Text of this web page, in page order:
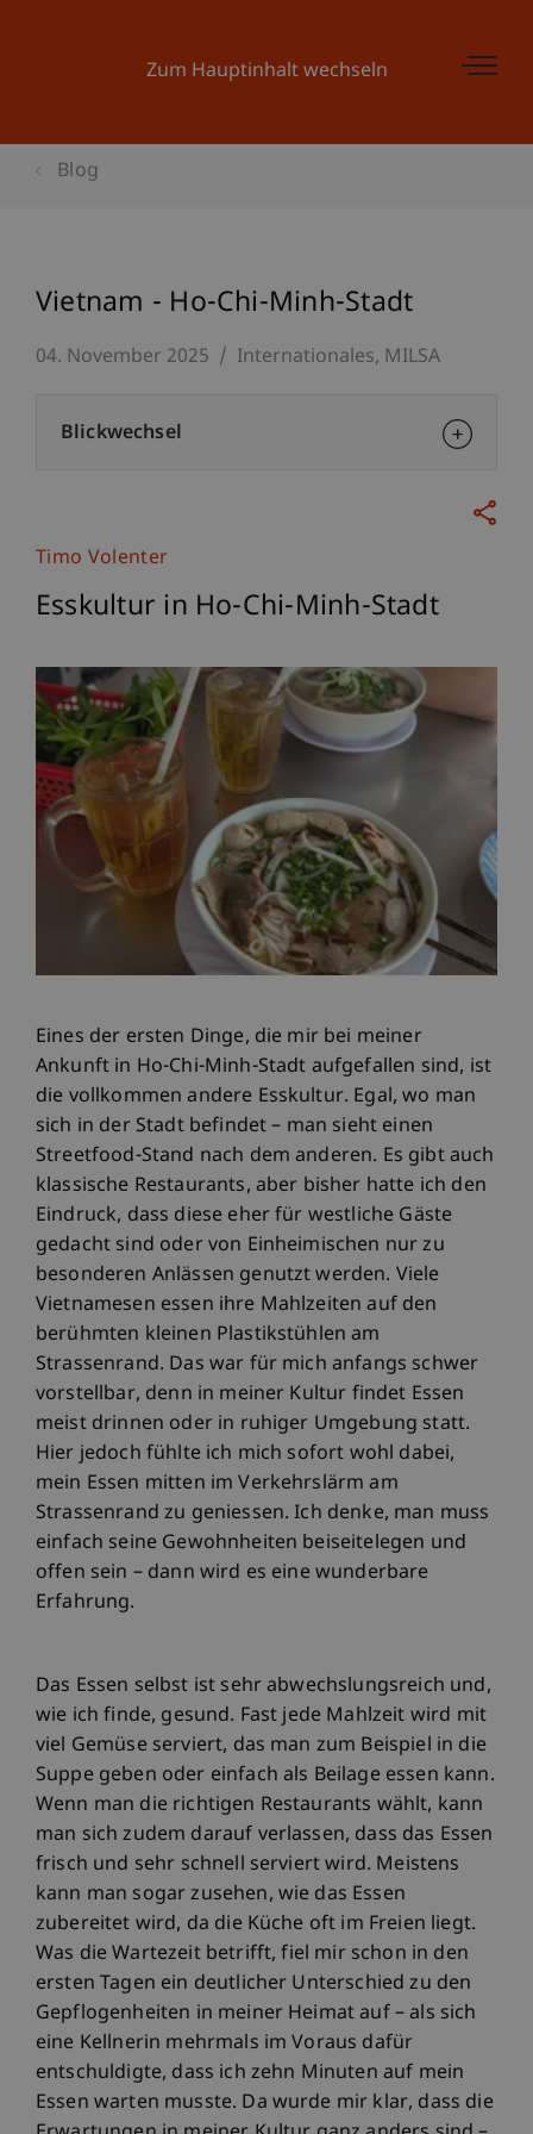
Zum Hauptinhalt wechseln
Blog
Vietnam - Ho-Chi-Minh-Stadt
04. November 2025 Internationales MILSA
Timo Volenter
Esskultur in Ho-Chi-Minh-Stadt
Eines der ersten Dinge, die mir bei meiner
Ankunft in Ho-Chi-Minh-Stadt aufgefallen sind, ist
die vollkommen andere Esskultur. Egal, wo man
sich in der Stadt befindet – man sieht einen
Streetfood-Stand nach dem anderen. Es gibt auch
klassische Restaurants, aber bisher hatte ich den
Eindruck, dass diese eher für westliche Gäste
gedacht sind oder von Einheimischen nur zu
besonderen Anlässen genutzt werden. Viele
Vietnamesen essen ihre Mahlzeiten auf den
berühmten kleinen Plastikstühlen am
Strassenrand. Das war für mich anfangs schwer
vorstellbar, denn in meiner Kultur findet Essen
meist drinnen oder in ruhiger Umgebung statt.
Hier jedoch fühlte ich mich sofort wohl dabei,
mein Essen mitten im Verkehrslärm am
Strassenrand zu geniessen. Ich denke, man muss
einfach seine Gewohnheiten beiseitelegen und
offen sein – dann wird es eine wunderbare
Erfahrung.
Das Essen selbst ist sehr abwechslungsreich und,
wie ich finde, gesund. Fast jede Mahlzeit wird mit
viel Gemüse serviert, das man zum Beispiel in die
Suppe geben oder einfach als Beilage essen kann.
Wenn man die richtigen Restaurants wählt, kann
man sich zudem darauf verlassen, dass das Essen
frisch und sehr schnell serviert wird. Meistens
kann man sogar zusehen, wie das Essen
zubereitet wird, da die Küche oft im Freien liegt.
Was die Wartezeit betrifft, fiel mir schon in den
ersten Tagen ein deutlicher Unterschied zu den
Gepflogenheiten in meiner Heimat auf – als sich
eine Kellnerin mehrmals im Voraus dafür
entschuldigte, dass ich zehn Minuten auf mein
Essen warten musste. Da wurde mir klar, dass die
Blickwechsel